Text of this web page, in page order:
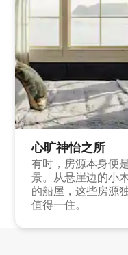
心旷神怡之所
有时，房源本身便
景。从悬崖边的小
的船屋，这些房源
值得一住。